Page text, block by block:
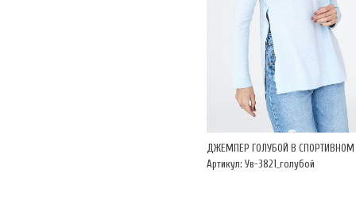
ДЖЕМПЕР ГОЛУБОЙ В СПОРТИВНОМ
Артикул: Ув-3821_голубой